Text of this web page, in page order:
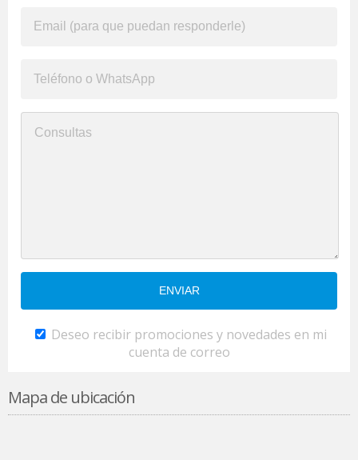
Deseo recibir promociones y novedades en mi
cuenta de correo
Mapa de ubicación